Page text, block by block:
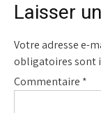
Laisser
Votre adresse e-
obligatoires sont
Commentaire *